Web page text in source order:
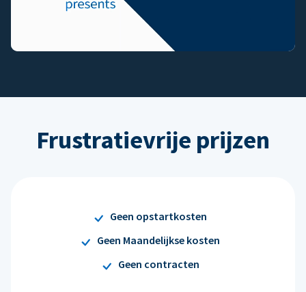
Frustratievrije prijzen
Geen opstartkosten
Geen Maandelijkse kosten
Geen contracten